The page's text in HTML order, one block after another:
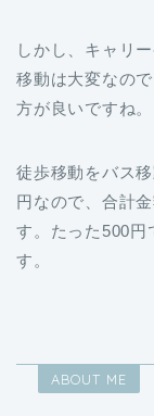
しかし、キャリ
移動は大変なの
方が良いですね。
徒歩移動をバス
円なので、合計
す。たった500円
す。
ABOUT ME